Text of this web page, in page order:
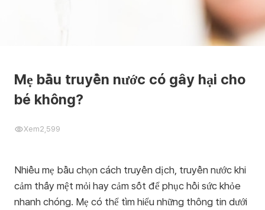
Mẹ bầu truyền nước có gây hại cho
bé không?
Xem2,599
Nhiều mẹ bầu chọn cách truyền dịch, truyền nước khi
cảm thấy mệt mỏi hay cảm sốt để phục hồi sức khỏe
nhanh chóng. Mẹ có thể tìm hiểu những thông tin dưới